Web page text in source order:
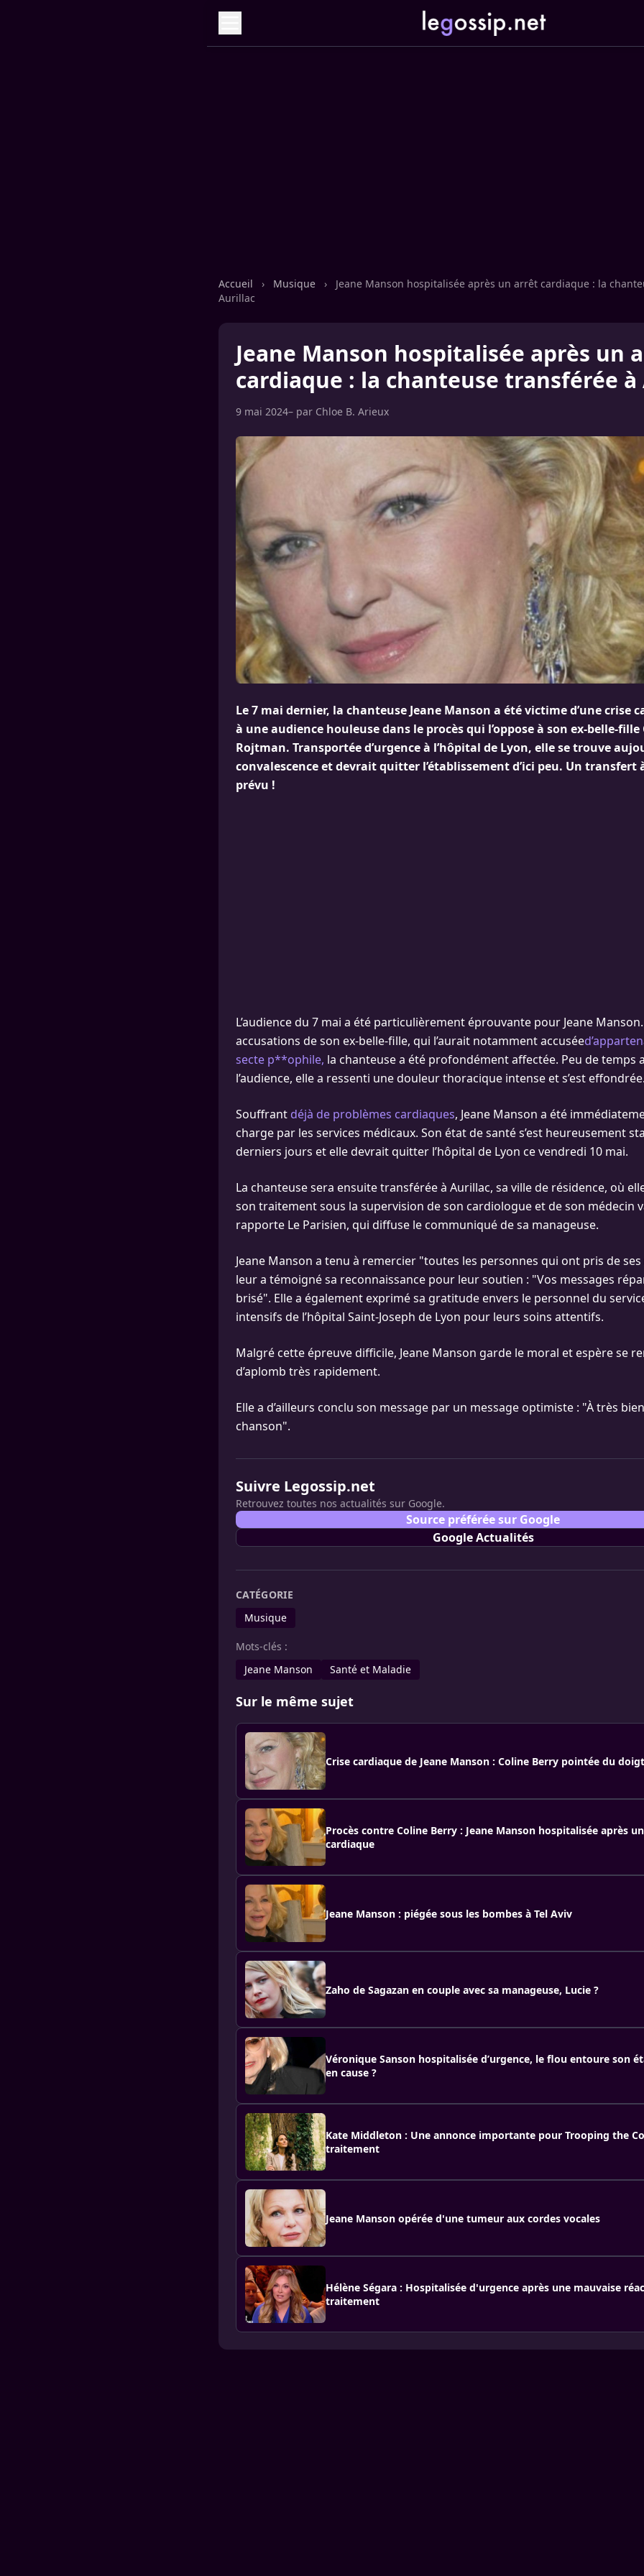
Accueil › Musique ›
Jeane Manson hospitalisée après un arrêt cardiaque : la
Aurillac
Jeane Manson hospitalisée après un
cardiaque : la chanteuse transférée
9 mai 2024– par Chloe B. Arieux
Le 7 mai dernier, la chanteuse Jeane Manson a été victime d’une crise
à une audience houleuse dans le procès qui l’oppose à son ex-belle-fille
Rojtman. Transportée d’urgence à l’hôpital de Lyon, elle se trouve
convalescence et devrait quitter l’établissement d’ici peu. Un transfert
prévu !
L’audience du 7 mai a été particulièrement éprouvante pour Jeane
accusations de son ex-belle-fille, qui l’aurait notamment accusée
secte p**ophile, la chanteuse a été profondément affectée. Peu de temps
l’audience, elle a ressenti une douleur thoracique intense et s’est effondrée.
Souffrant déjà de problèmes cardiaques, Jeane Manson a été
charge par les services médicaux. Son état de santé s’est heureusement
derniers jours et elle devrait quitter l’hôpital de Lyon ce vendredi 10 mai.
La chanteuse sera ensuite transférée à Aurillac, sa ville de résidence, où
son traitement sous la supervision de son cardiologue et de son médecin
rapporte Le Parisien, qui diffuse le communiqué de sa manageuse.
Jeane Manson a tenu à remercier "toutes les personnes qui ont pris de
leur a témoigné sa reconnaissance pour leur soutien : "Vos messages
brisé". Elle a également exprimé sa gratitude envers le personnel du
intensifs de l’hôpital Saint-Joseph de Lyon pour leurs soins attentifs.
Malgré cette épreuve difficile, Jeane Manson garde le moral et espère se
d’aplomb très rapidement.
Elle a d’ailleurs conclu son message par un message optimiste : "À très
chanson".
Suivre Legossip.net
Retrouvez toutes nos actualités sur Google.
Source préférée sur Google
Google Actualités
CATÉGORIE
Musique
Mots-clés :
Jeane Manson
Santé et Maladie
Sur le même sujet
Crise cardiaque de Jeane Manson : Coline Berry pointée du doigt
Procès contre Coline Berry : Jeane Manson hospitalisée après
cardiaque
Jeane Manson : piégée sous les bombes à Tel Aviv
Zaho de Sagazan en couple avec sa manageuse, Lucie ?
Véronique Sanson hospitalisée d’urgence, le flou entoure son
en cause ?
Kate Middleton : Une annonce importante pour Trooping the
traitement
Jeane Manson opérée d'une tumeur aux cordes vocales
Hélène Ségara : Hospitalisée d'urgence après une mauvaise
traitement